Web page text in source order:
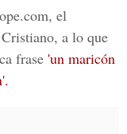
el
a lo que
frase 'un maricón